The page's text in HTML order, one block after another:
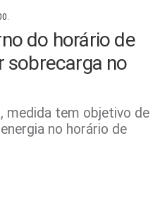
do horário de
sobrecarga no
medida tem objetivo de
no horário de